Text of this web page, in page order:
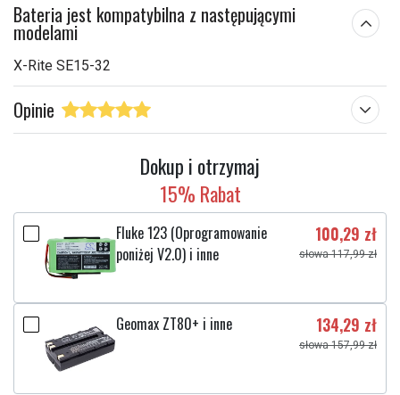
Bateria jest kompatybilna z następującymi
modelami
X-Rite SE15-32
Opinie
Dokup i otrzymaj
15% Rabat
Fluke 123 (Oprogramowanie
poniżej V2.0) i inne
100,29 zł
słowa 117,99 zł
Geomax ZT80+ i inne 134,29 zł
słowa 157,99 zł